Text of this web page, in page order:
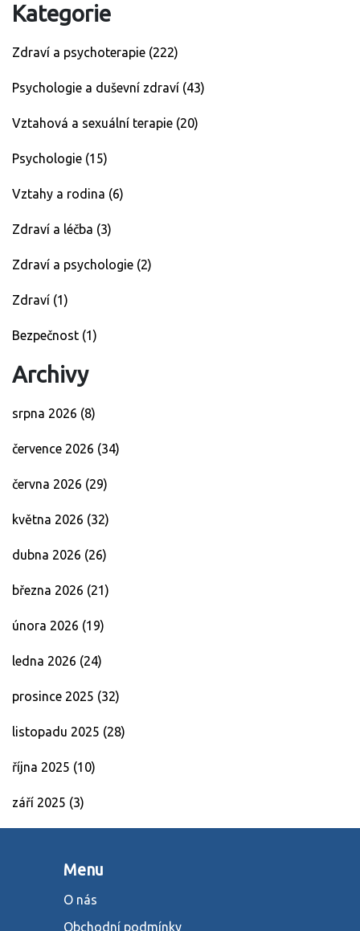
Kategorie
Zdraví a psychoterapie (222)
Psychologie a duševní zdraví (43)
Vztahová a sexuální terapie (20)
Psychologie (15)
Vztahy a rodina (6)
Zdraví a léčba (3)
Zdraví a psychologie (2)
Zdraví (1)
Bezpečnost (1)
Archivy
srpna 2026 (8)
července 2026 (34)
června 2026 (29)
května 2026 (32)
dubna 2026 (26)
března 2026 (21)
února 2026 (19)
ledna 2026 (24)
prosince 2025 (32)
listopadu 2025 (28)
října 2025 (10)
září 2025 (3)
Menu
O nás
Obchodní podmínky